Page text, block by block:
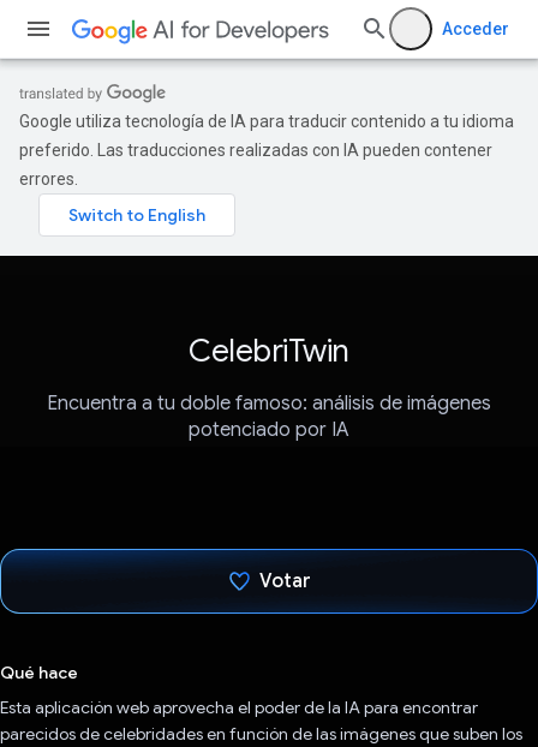
Acceder
Google utiliza tecnología de IA para traducir contenido a tu idioma
preferido. Las traducciones realizadas con IA pueden contener
errores.
CelebriTwin
Encuentra a tu doble famoso: análisis de imágenes
potenciado por IA
Votar
Qué hace
Esta aplicación web aprovecha el poder de la IA para encontrar
parecidos de celebridades en función de las imágenes que suben los